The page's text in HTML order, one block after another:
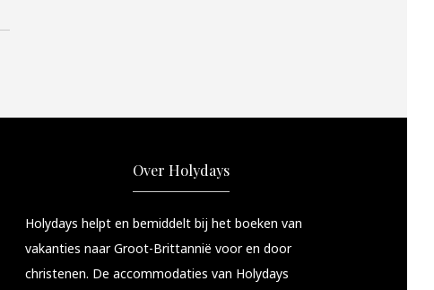
Over Holydays
Holydays helpt en bemiddelt bij het boeken van
vakanties naar Groot-Brittannië voor en door
christenen. De accommodaties van Holydays